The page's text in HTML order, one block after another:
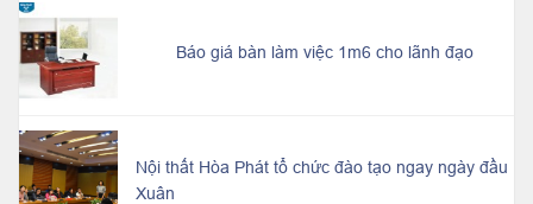
Báo giá bàn làm việc 1m6 cho lãnh đạo
Nội thất Hòa Phát tổ chức đào tạo ngay ngày đầu
Xuân